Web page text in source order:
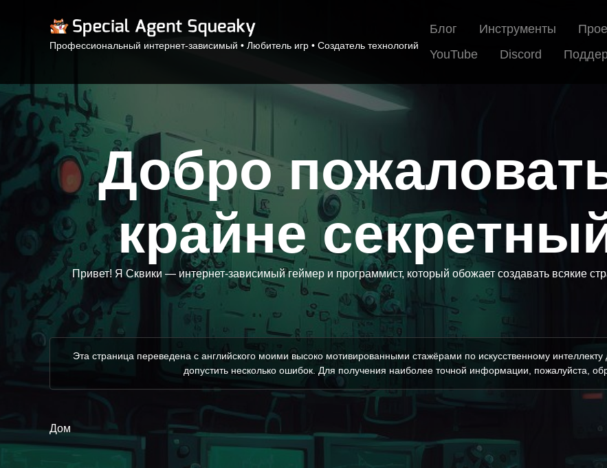
Профессиональный интернет-зависимый • Любитель игр • Создатель технологий
Блог Инструменты
YouTube
Discord
Добро
крайне
Привет! Я Сквики — интернет-зависимый геймер и программист, который обожает создавать всякие
Эта страница переведена с английского моими высоко мотивированными стажёрами по искусственному
допустить несколько ошибок. Для получения наиболее точной информации, пожалуйста,
Дом